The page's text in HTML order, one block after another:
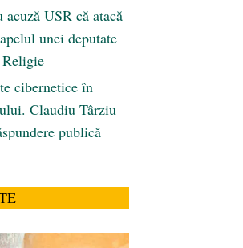
USR că atacă
unei deputate
cibernetice în
Claudiu Târziu
publică